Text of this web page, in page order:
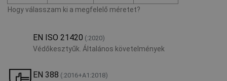
Hogy válasszam ki a megfelelő méretet?
EN ISO 21420 (:2020)
Védőkesztyűk. Általános követelmények
EN 388 (:2016+A1:2018)